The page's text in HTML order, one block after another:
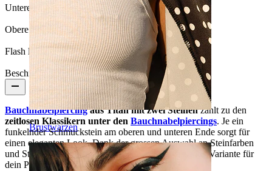
Brustwarzen
Untere Kugel: 8 mm
Obere Kugel: 5 mm
Flash label: 3 für 2
Beschreibung
Bauchnabelpiercingaus Titan mit zwei Steinenzählt zu den
zeitlosen Klassikern unter den Bauchnabelpiercings. Je ein
funkelnder Schmuckstein am oberen und unteren Ende sorgt für
einen eleganten Look. Dank der grossen Auswahl an Steinfarben
und Stablängen findest du ganz einfach die passende Variante für
dein Piercing und deinen persönlichen Stil.